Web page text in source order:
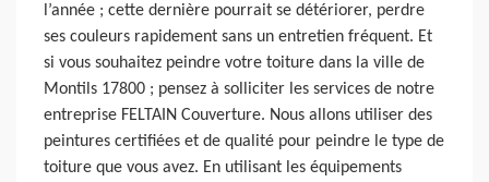
l’année ; cette dernière pourrait se détériorer, perdre
ses couleurs rapidement sans un entretien fréquent. Et
si vous souhaitez peindre votre toiture dans la ville de
Montils 17800 ; pensez à solliciter les services de notre
entreprise FELTAIN Couverture. Nous allons utiliser des
peintures certifiées et de qualité pour peindre le type de
toiture que vous avez. En utilisant les équipements